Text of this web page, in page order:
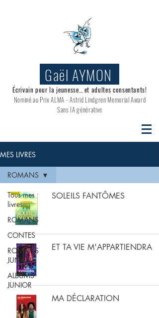
Gaël AYMON
Écrivain pour la jeunesse… et adultes consentants!
Nominé au Prix ALMA - Astrid Lindgren Memorial Award
Sans IA générative
MES LIVRES
Tous mes
livres
ROMANS
CONTES
ROMANS
JUNIOR
ALBUMS
JUNIOR
ROMANS
SOLEILS FANTÔMES
ET TA VIE M'APPARTIENDRA
MA DÉCLARATION